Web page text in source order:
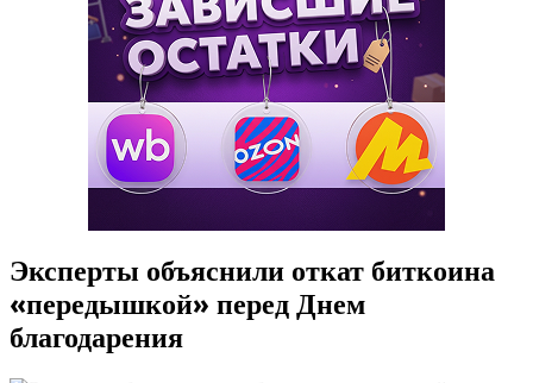
Эксперты объяснили откат биткоина
«передышкой» перед Днем
благодарения